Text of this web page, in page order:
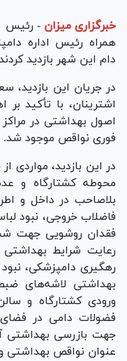
خبرگزاری میزان - رئیس
همراه رئیس اداره
دام این شهر بازدید
در جریان این بازدید،
اشترینان، با تأکید
اصول بهداشتی در
فوری نواقص موجود شد.
در این بازدید، مواردی
محوطه کشتارگاه و
بلاصاحب در داخل و
فاضلاب خروجی، نبود
فقدان روشویی جهت
رعایت شرایط
رهگیری دامپزشکی،
بهداشتی لاشه‌های
ورودی کشتارگاه و
فضولات دامی در
جهت بازرسی بهداشتی
عنوان نواقص بهداشتی